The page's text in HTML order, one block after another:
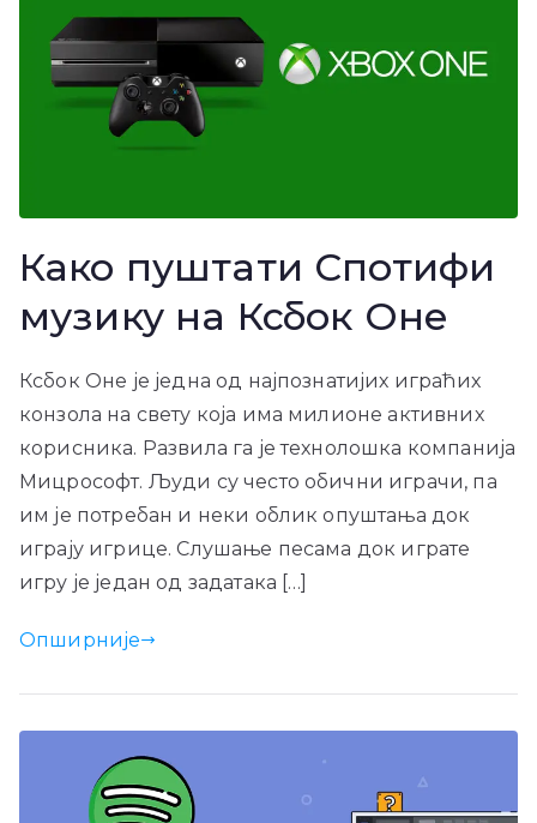
Како пуштати Спотифи
музику на Ксбок Оне
Ксбок Оне је једна од најпознатијих играћих
конзола на свету која има милионе активних
корисника. Развила га је технолошка компанија
Мицрософт. Људи су често обични играчи, па
им је потребан и неки облик опуштања док
играју игрице. Слушање песама док играте
игру је један од задатака […]
Опширније